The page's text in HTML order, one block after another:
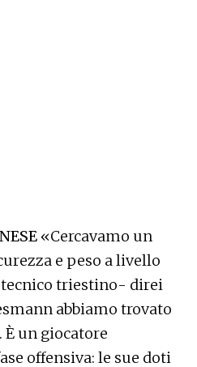
«Cercavamo un
e peso a livello
triestino- direi
abbiamo trovato
È un giocatore
offensiva: le sue doti